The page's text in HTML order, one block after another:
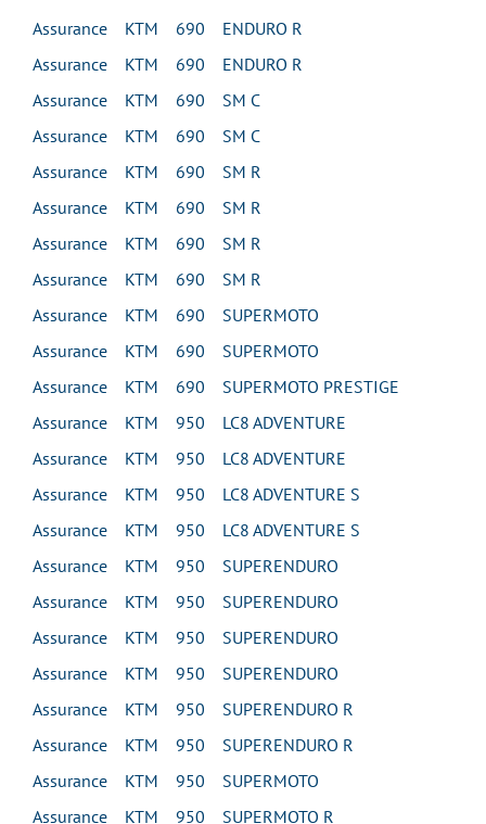
Assurance KTM 690 ENDURO R
Assurance KTM 690 ENDURO R
Assurance KTM 690 SM C
Assurance KTM 690 SM C
Assurance KTM 690 SM R
Assurance KTM 690 SM R
Assurance KTM 690 SM R
Assurance KTM 690 SM R
Assurance KTM 690 SUPERMOTO
Assurance KTM 690 SUPERMOTO
Assurance KTM 690 SUPERMOTO PRESTIGE
Assurance KTM 950 LC8 ADVENTURE
Assurance KTM 950 LC8 ADVENTURE
Assurance KTM 950 LC8 ADVENTURE S
Assurance KTM 950 LC8 ADVENTURE S
Assurance KTM 950 SUPERENDURO
Assurance KTM 950 SUPERENDURO
Assurance KTM 950 SUPERENDURO
Assurance KTM 950 SUPERENDURO
Assurance KTM 950 SUPERENDURO R
Assurance KTM 950 SUPERENDURO R
Assurance KTM 950 SUPERMOTO
Assurance KTM 950 SUPERMOTO R